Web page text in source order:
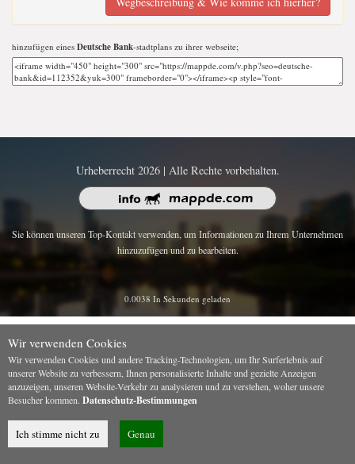
hinzufügen eines Deutsche Bank-stadtplans zu ihrer webseite;
Urheberrecht 2026 | Alle Rechte vorbehalten.
Sie können unseren Top-Kontakt verwenden, um Informationen zu Ihrem Unternehmen
hinzuzufügen und zu bearbeiten.
0.0038 In Sekunden geladen
Wir verwenden Cookies
Wir verwenden Cookies und andere Tracking-Technologien, um Ihr Surferlebnis auf
unserer Website zu verbessern, Ihnen personalisierte Inhalte und gezielte Anzeigen
anzuzeigen, unseren Website-Verkehr zu analysieren und zu verstehen, woher unsere
Besucher kommen. Datenschutz-Bestimmungen
Ich stimme nicht zu Genau